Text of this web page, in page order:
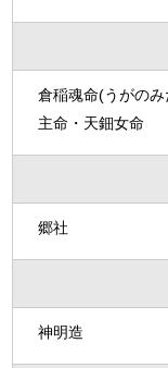
倉稲魂命(うがの
主命・天鈿女命
郷社
神明造